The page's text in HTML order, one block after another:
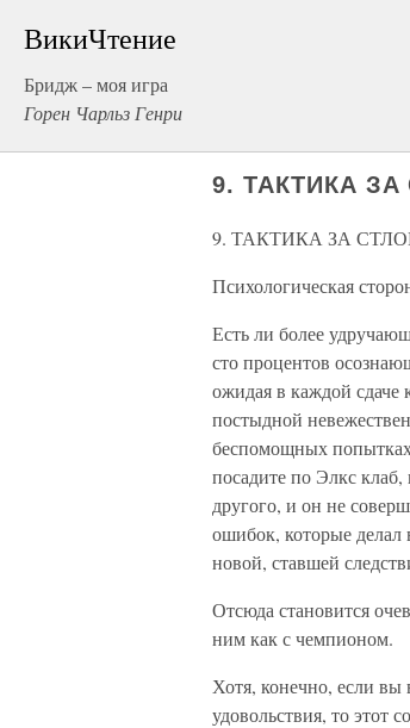
ВикиЧтение
Бридж – моя игра
Горен Чарльз Генри
9. ТАКТИКА
9. ТАКТИКА ЗА
Психологическая
Есть ли более
сто процентов
ожидая в каждой сдаче
постыдной
беспомощных
посадите по Элкс клаб,
другого, и он не
ошибок, которые делал
новой, ставшей
Отсюда становится
ним как с чемпионом.
Хотя, конечно, если вы
удовольствия, то